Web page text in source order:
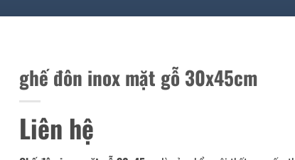
ghế đôn inox mặt gỗ 30x45cm
Liên hệ